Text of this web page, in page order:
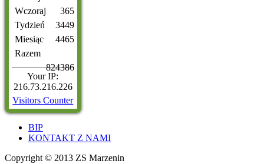
Wczoraj
Tydzień
Miesiąc
Razem
365
3449
4465
824386
Your IP:
216.73.216.226
Visitors Counter
BIP
KONTAKT Z NAMI
Copyright © 2013 ZS Marzenin